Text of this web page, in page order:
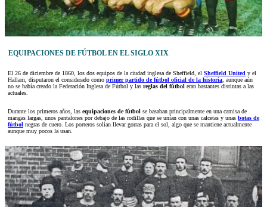
EQUIPACIONES DE FÚTBOL EN EL SIGLO XIX
El 26 de diciembre de 1860, los dos equipos de la ciudad inglesa de Sheffield, el Sheffield United y el
Hallam, disputaron el considerado como primer partido de fútbol oficial de la historia, aunque aún
no se había creado la Federación Inglesa de Fútbol y las reglas del fútbol eran bastantes distintas a las
actuales.
Durante los primeros años, las equipaciones de fútbol se basaban principalmente en una camisa de
mangas largas, unos pantalones por debajo de las rodillas que se unían con unas calcetas y unas botas de
fútbol negras de cuero. Los porteros solían llevar gorras para el sol, algo que se mantiene actualmente
aunque muy pocos la usan.